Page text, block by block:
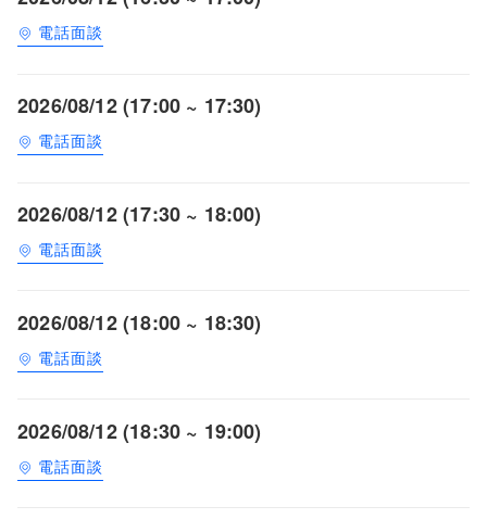
電話面談
2026/08/12 (17:00 ~ 17:30)
電話面談
2026/08/12 (17:30 ~ 18:00)
電話面談
2026/08/12 (18:00 ~ 18:30)
電話面談
2026/08/12 (18:30 ~ 19:00)
電話面談